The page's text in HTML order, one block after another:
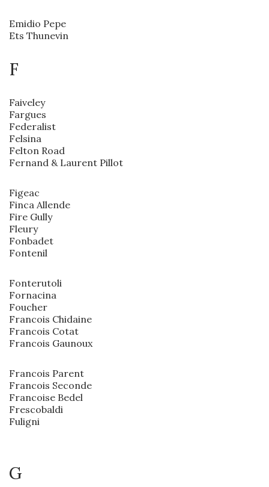
Emidio Pepe
Ets Thunevin
F
Faiveley
Fargues
Federalist
Felsina
Felton Road
Fernand & Laurent Pillot
Figeac
Finca Allende
Fire Gully
Fleury
Fonbadet
Fontenil
Fonterutoli
Fornacina
Foucher
Francois Chidaine
Francois Cotat
Francois Gaunoux
Francois Parent
Francois Seconde
Francoise Bedel
Frescobaldi
Fuligni
G